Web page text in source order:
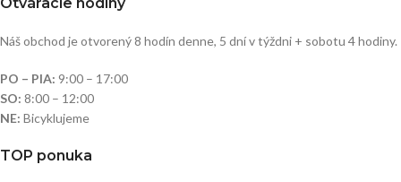
Náš obchod je otvorený 8 hodín denne, 5 dní v týždni + sobotu 4 hodiny.
PO – PIA: 9:00 – 17:00
SO: 8:00 – 12:00
NE: Bicyklujeme
TOP ponuka